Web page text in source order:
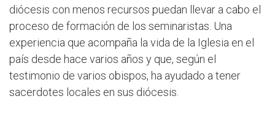
diócesis con menos recursos puedan llevar a cabo el
proceso de formación de los seminaristas. Una
experiencia que acompaña la vida de la Iglesia en el
país desde hace varios años y que, según el
testimonio de varios obispos, ha ayudado a tener
sacerdotes locales en sus diócesis.